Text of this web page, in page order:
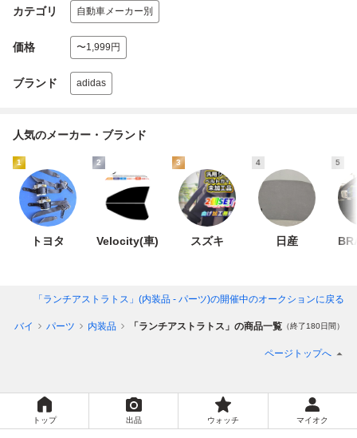
カテゴリ 自動車メーカー別
価格 〜1,999円
ブランド adidas
人気のメーカー・ブランド
1
トヨタ
2
Velocity(車)
3
スズキ
4
日産
5
「ランチアストラトス」(内装品 - パーツ)の開催中のオークションに戻る
トバイ パーツ 内装品 「ランチアストラトス」の商品一覧 （終了180日間）
ページトップへ
トップ 出品 ウォッチ マイオク